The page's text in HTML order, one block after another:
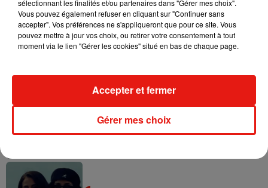
7 août 2026
Tayc et Didi B dévoilent le single le plus
dansant de l’année
collaboration tant attendue
sélectionnant les finalités et/ou partenaires dans "Gérer mes choix".
Vous pouvez également refuser en cliquant sur "Continuer sans
accepter". Vos préférences ne s'appliqueront que pour ce site. Vous
pouvez mettre à jour vos choix, ou retirer votre consentement à tout
moment via le lien "Gérer les cookies" situé en bas de chaque page.
Gérer mes choix
Accepter et fermer